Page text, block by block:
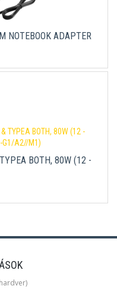
NOTEBOOK ADAPTER
BOTH, 80W (12 -